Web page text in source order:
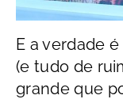
E a verdade
(e tudo de
grande que